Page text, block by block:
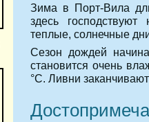
Зима в Порт-Вила
здесь
теплые, солнечные
Сезон дождей
становится очень
°С. Ливни